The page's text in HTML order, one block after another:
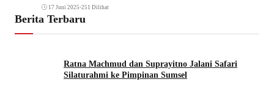
17 Juni 2025 •251 Dilihat
Berita Terbaru
Ratna Machmud dan Suprayitno Jalani Safari
Silaturahmi ke Pimpinan Sumsel